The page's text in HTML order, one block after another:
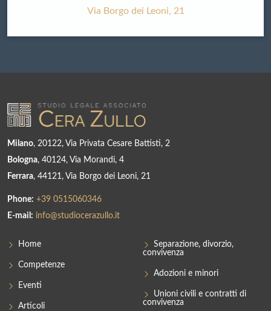
Via Borgo dei Leoni, 21
Milano, 20122, Via Privata Cesare Battisti, 2
Bologna, 40124, Via Morandi, 4
Ferrara, 44121, Via Borgo dei Leoni, 21
Phone: +39 0515060346
E-mail: info@studiocerazullo.it
Home
Competenze
Eventi
Articoli
Separazione, divorzio,
convivenza
Adozioni e minori
Unioni civili e contratti di
convivenza